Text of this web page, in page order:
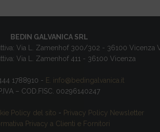
BEDIN GALVANICA SRL
Via L. Zamenhof 300/302 - 36100 Vicenza
Via L. Zamenhof 411 - 36100 Vicenza
1788910 - E. info@bedingalvanica.it
– COD.FISC. 00296140247
Policy del sito - Privacy Policy Newsletter
Privacy a Clienti e Fornitori